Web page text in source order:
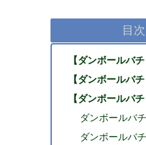
目次
【ダンボールバ
【ダンボールバ
【ダンボールバ
ダンボールバ
ダンボールバ